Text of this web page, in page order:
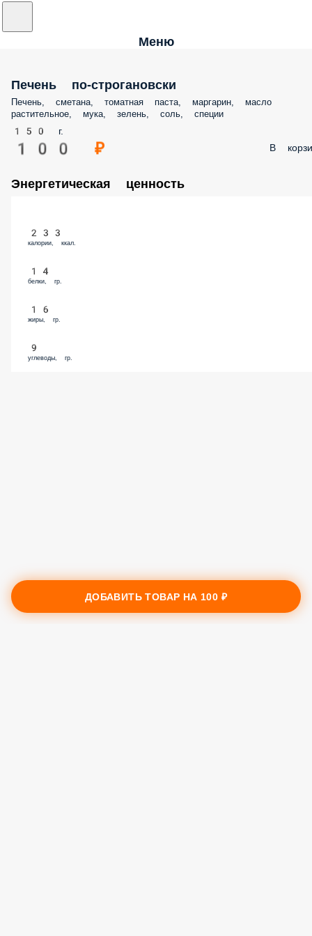
Меню
Печень по-строгановски
Печень, сметана, томатная паста, маргарин, масло растительное,
зелень, соль, специи
150 г.
100 ₽ В
Энергетическая ценность
233
калории, ккал.
14
белки, гр.
16
жиры, гр.
9
углеводы, гр.
ДОБАВИТЬ ТОВАР НА 100 ₽